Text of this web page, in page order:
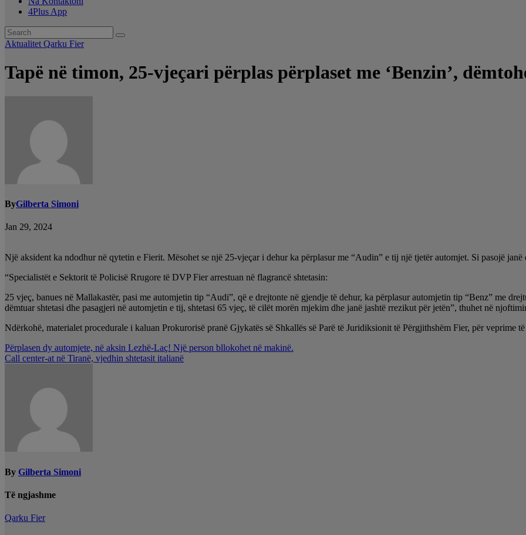
4Plus App
Aktualitet Qarku Fier
Tapë në timon, 25-vjeçari përplas përplaset me ‘Benzin’,
ByGilberta Simoni
Jan 29, 2024
Një aksident ka ndodhur në qytetin e Fierit. Mësohet se një 25-vjeçar i dehur ka përplasur me “Audin” e tij një tjetër automjet. Si pasojë
“Specialistët e Sektorit të Policisë Rrugore të DVP Fier arrestuan në flagrancë shtetasin:
25 vjeç, banues në Mallakastër, pasi me automjetin tip “Audi”, që e drejtonte në gjendje të dehur, ka përplasur automjetin tip “Benz” me
dëmtuar shtetasi dhe pasagjeri në automjetin e tij, shtetasi 65 vjeç, të cilët morën mjekim dhe janë jashtë rrezikut për jetën”, thuhet në
Ndërkohë, materialet procedurale i kaluan Prokurorisë pranë Gjykatës së Shkallës së Parë të Juridiksionit të Përgjithshëm Fier, për veprime të
Lëvizje
te
Përplasen dy automjete, në aksin Lezhë-Laç! Një person bllokohet në makinë.
Call center-at në Tiranë, vjedhin shtetasit italianë
By Gilberta Simoni
Të ngjashme
Qarku Fier